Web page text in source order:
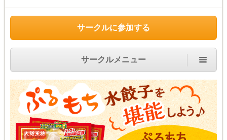
サークルに参加する
サークルメニュー